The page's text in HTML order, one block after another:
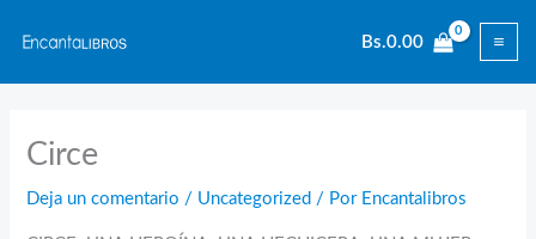
contenido
Bs.0.00
Circe
Deja un comentario / Uncategorized / Por Encantalibros